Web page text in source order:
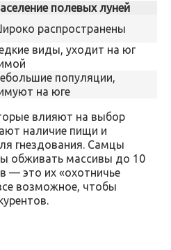
полевых луней
распространены
виды, уходит на юг
популяции,
на юге
влияют на выбор
наличие пищи и
гнездования. Самцы
обживать массивы до 10
— это их «охотничье
возможное, чтобы